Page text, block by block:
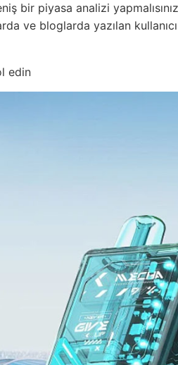
bir piyasa analizi
ve bloglarda yazılan
edin